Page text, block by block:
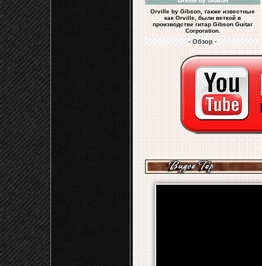
Orville by Gibson, также известные
как Orville, были веткой в
производстве гитар Gibson Guitar
Corporation.
- Обзор -